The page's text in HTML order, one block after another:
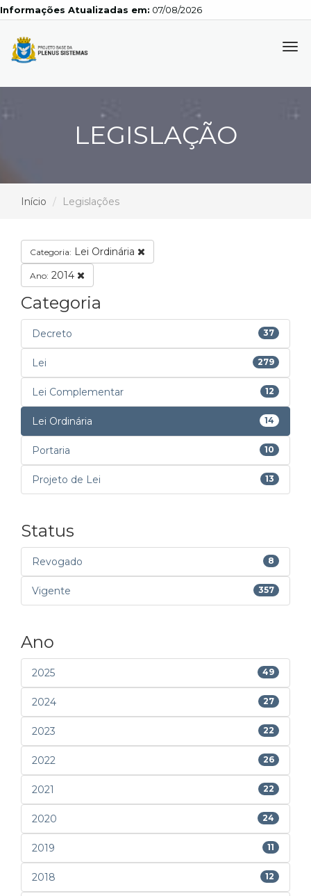
Atualizadas em: 07/08/2026
LEGISLAÇÃO
Início Legislações
Categoria: Lei Ordinária
Ano: 2014
Categoria
Decreto 37
Lei 279
Lei Complementar 12
Lei Ordinária 14
Portaria 10
Projeto de Lei 13
Status
Revogado 8
Vigente 357
Ano
2025 49
2024 27
2023 22
2022 26
2021 22
2020 24
2019 11
2018 12